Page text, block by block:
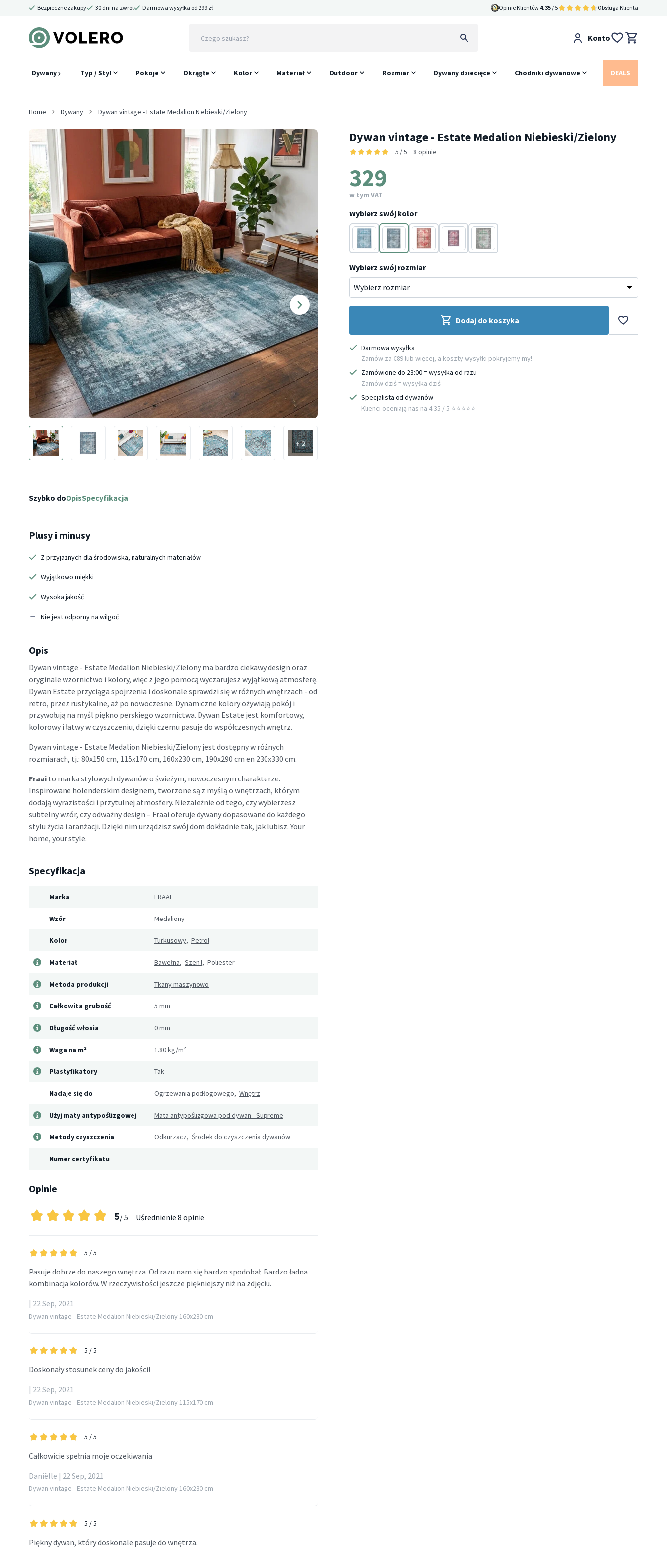
Bezpieczne zakupy 30 dni na zwrot Darmowa wysyłka od 299 zł Opinie Klientów 4.35 / 5 Obsługa Klienta
Konto
Dywany Typ / Styl Pokoje Okrągłe Kolor Materiał Outdoor Rozmiar Dywany dziecięce Chodniki dywanowe DEALS
Home Dywany Dywan vintage - Estate Medalion Niebieski/Zielony
+ 2
Dywan vintage - Estate Medalion Niebieski/Zielony
5 / 5 8 opinie
329
w tym VAT
Wybierz swój kolor
NiebieskiPetrol Różowy Różowy Zielony
Wybierz swój rozmiar
Dodaj do koszyka
Darmowa wysyłka
Zamów za €89 lub więcej, a koszty wysyłki pokryjemy my!
Zamówione do 23:00 = wysyłka od razu
Zamów dziś = wysyłka dziś
Specjalista od dywanów
Klienci oceniają nas na 4.35 / 5 ⭐️⭐️⭐️⭐️⭐️
Szybko doOpisSpecyfikacja
Plusy i minusy
Z przyjaznych dla środowiska, naturalnych materiałów
Wyjątkowo miękki
Wysoka jakość
Nie jest odporny na wilgoć
Opis
Dywan vintage - Estate Medalion Niebieski/Zielony ma bardzo ciekawy design oraz
oryginale wzornictwo i kolory, więc z jego pomocą wyczarujesz wyjątkową atmosferę.
Dywan Estate przyciąga spojrzenia i doskonale sprawdzi się w różnych wnętrzach - od
retro, przez rustykalne, aż po nowoczesne. Dynamiczne kolory ożywiają pokój i
przywołują na myśl piękno perskiego wzornictwa. Dywan Estate jest komfortowy,
kolorowy i łatwy w czyszczeniu, dzięki czemu pasuje do współczesnych wnętrz.
Dywan vintage - Estate Medalion Niebieski/Zielony jest dostępny w różnych
rozmiarach, tj.: 80x150 cm, 115x170 cm, 160x230 cm, 190x290 cm en 230x330 cm.
Fraai to marka stylowych dywanów o świeżym, nowoczesnym charakterze.
Inspirowane holenderskim designem, tworzone są z myślą o wnętrzach, którym
dodają wyrazistości i przytulnej atmosfery. Niezależnie od tego, czy wybierzesz
subtelny wzór, czy odważny design – Fraai oferuje dywany dopasowane do każdego
stylu życia i aranżacji. Dzięki nim urządzisz swój dom dokładnie tak, jak lubisz. Your
home, your style.
Specyfikacja
Marka FRAAI
Wzór Medaliony
Kolor Turkusowy, Petrol
Materiał Bawełna, Szenil, Poliester
Metoda produkcji Tkany maszynowo
Całkowita grubość 5 mm
Długość włosia 0 mm
Waga na m² 1.80 kg/m²
Plastyfikatory Tak
Nadaje się do Ogrzewania podłogowego, Wnętrz
Użyj maty antypoślizgowej Mata antypoślizgowa pod dywan - Supreme
Metody czyszczenia Odkurzacz, Środek do czyszczenia dywanów
Numer certyfikatu
Opinie
5/ 5 Uśrednienie 8 opinie
5 / 5
Pasuje dobrze do naszego wnętrza. Od razu nam się bardzo spodobał. Bardzo ładna
kombinacja kolorów. W rzeczywistości jeszcze piękniejszy niż na zdjęciu.
| 22 Sep, 2021
Dywan vintage - Estate Medalion Niebieski/Zielony 160x230 cm
5 / 5
Doskonały stosunek ceny do jakości!
| 22 Sep, 2021
Dywan vintage - Estate Medalion Niebieski/Zielony 115x170 cm
5 / 5
Całkowicie spełnia moje oczekiwania
Daniëlle | 22 Sep, 2021
Dywan vintage - Estate Medalion Niebieski/Zielony 160x230 cm
5 / 5
Piękny dywan, który doskonale pasuje do wnętrza.